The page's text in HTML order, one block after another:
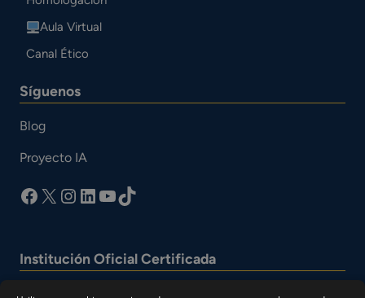
Aula Virtual
Canal Ético
Síguenos
Blog
Proyecto IA
facebook
X Instagram
LinkedIn
YouTube
TikTok
Institución Oficial Certificada